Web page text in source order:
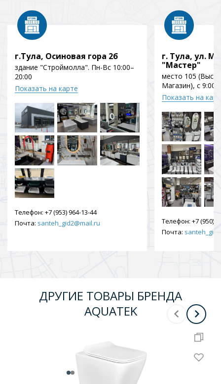
г.Тула, Осиновая гора 2б
здание "Строймолла". Пн-Вс 10:00–
20:00
Показать на карте
Телефон: +7 (953) 964-13-44
Почта: santeh_gid2@mail.ru
г. Тула, ул.
"Мастер"
место 105
Магазин), с 9:00
Показать на
Телефон: +7 (950)
Почта:
ДРУГИЕ ТОВАРЫ БРЕНДА
AQUATEK